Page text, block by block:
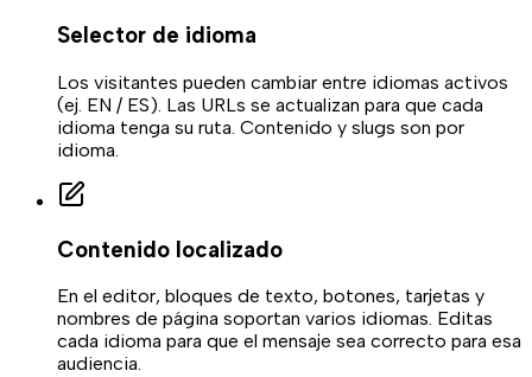
Selector de idioma
Los visitantes pueden cambiar entre idiomas activos
(ej. EN / ES). Las URLs se actualizan para que cada
idioma tenga su ruta. Contenido y slugs son por
idioma.
Contenido localizado
En el editor, bloques de texto, botones, tarjetas y
nombres de página soportan varios idiomas. Editas
cada idioma para que el mensaje sea correcto para esa
audiencia.